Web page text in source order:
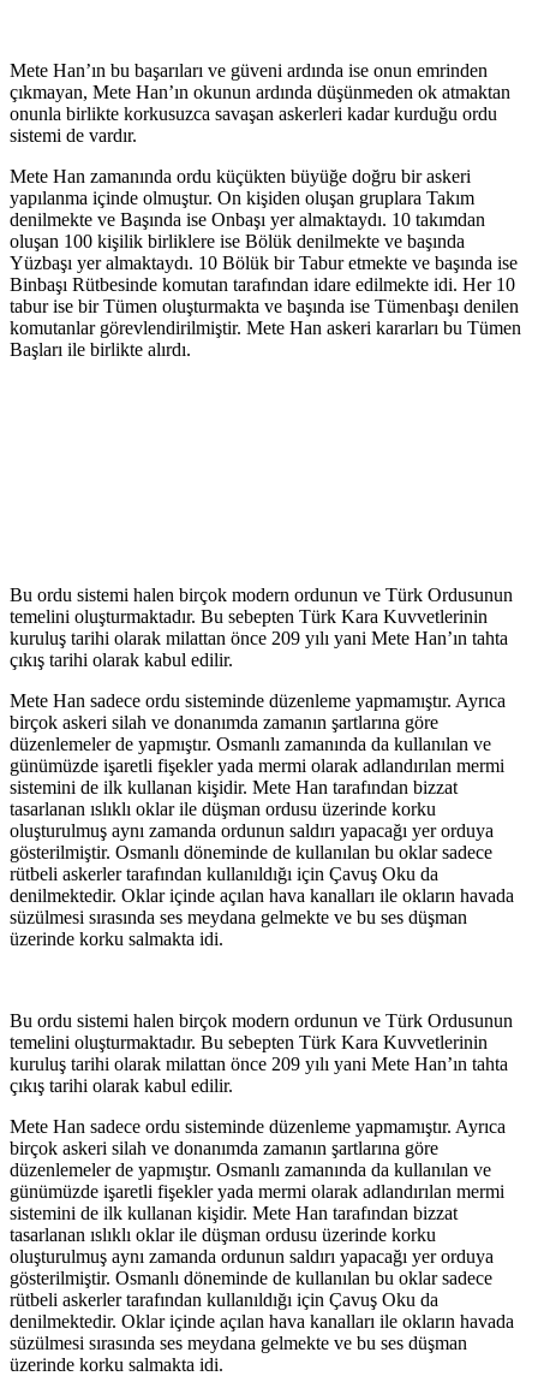
Mete Han’ın bu başarıları ve güveni ardında ise onun emrinden
çıkmayan, Mete Han’ın okunun ardında düşünmeden ok atmaktan
onunla birlikte korkusuzca savaşan askerleri kadar kurduğu ordu
sistemi de vardır.
Mete Han zamanında ordu küçükten büyüğe doğru bir askeri
yapılanma içinde olmuştur. On kişiden oluşan gruplara Takım
denilmekte ve Başında ise Onbaşı yer almaktaydı. 10 takımdan
oluşan 100 kişilik birliklere ise Bölük denilmekte ve başında
Yüzbaşı yer almaktaydı. 10 Bölük bir Tabur etmekte ve başında ise
Binbaşı Rütbesinde komutan tarafından idare edilmekte idi. Her 10
tabur ise bir Tümen oluşturmakta ve başında ise Tümenbaşı denilen
komutanlar görevlendirilmiştir. Mete Han askeri kararları bu Tümen
Başları ile birlikte alırdı.
Bu ordu sistemi halen birçok modern ordunun ve Türk Ordusunun
temelini oluşturmaktadır. Bu sebepten Türk Kara Kuvvetlerinin
kuruluş tarihi olarak milattan önce 209 yılı yani Mete Han’ın tahta
çıkış tarihi olarak kabul edilir.
Mete Han sadece ordu sisteminde düzenleme yapmamıştır. Ayrıca
birçok askeri silah ve donanımda zamanın şartlarına göre
düzenlemeler de yapmıştır. Osmanlı zamanında da kullanılan ve
günümüzde işaretli fişekler yada mermi olarak adlandırılan mermi
sistemini de ilk kullanan kişidir. Mete Han tarafından bizzat
tasarlanan ıslıklı oklar ile düşman ordusu üzerinde korku
oluşturulmuş aynı zamanda ordunun saldırı yapacağı yer orduya
gösterilmiştir. Osmanlı döneminde de kullanılan bu oklar sadece
rütbeli askerler tarafından kullanıldığı için Çavuş Oku da
denilmektedir. Oklar içinde açılan hava kanalları ile okların havada
süzülmesi sırasında ses meydana gelmekte ve bu ses düşman
üzerinde korku salmakta idi.
Bu ordu sistemi halen birçok modern ordunun ve Türk Ordusunun
temelini oluşturmaktadır. Bu sebepten Türk Kara Kuvvetlerinin
kuruluş tarihi olarak milattan önce 209 yılı yani Mete Han’ın tahta
çıkış tarihi olarak kabul edilir.
Mete Han sadece ordu sisteminde düzenleme yapmamıştır. Ayrıca
birçok askeri silah ve donanımda zamanın şartlarına göre
düzenlemeler de yapmıştır. Osmanlı zamanında da kullanılan ve
günümüzde işaretli fişekler yada mermi olarak adlandırılan mermi
sistemini de ilk kullanan kişidir. Mete Han tarafından bizzat
tasarlanan ıslıklı oklar ile düşman ordusu üzerinde korku
oluşturulmuş aynı zamanda ordunun saldırı yapacağı yer orduya
gösterilmiştir. Osmanlı döneminde de kullanılan bu oklar sadece
rütbeli askerler tarafından kullanıldığı için Çavuş Oku da
denilmektedir. Oklar içinde açılan hava kanalları ile okların havada
süzülmesi sırasında ses meydana gelmekte ve bu ses düşman
üzerinde korku salmakta idi.